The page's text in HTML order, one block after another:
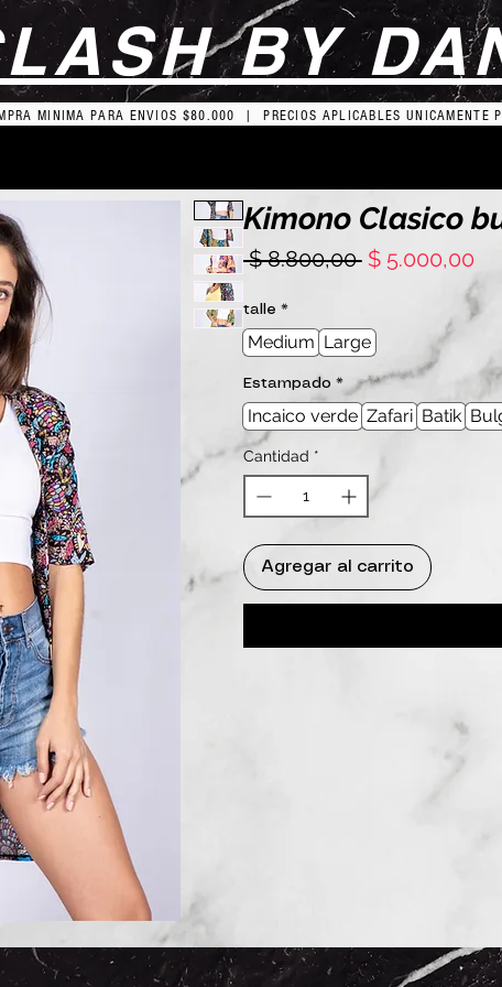
BY
MINIMA PARA ENVIOS $80.000 | PRECIOS APLICABLES UNICAMENTE
Kimono Clasico
$ 8.800,00 Precio
$ 5.000,00
de
talle *
Medium Large
Estampado *
Incaico verde Zafari Batik
Cantidad *
Agregar al carrito